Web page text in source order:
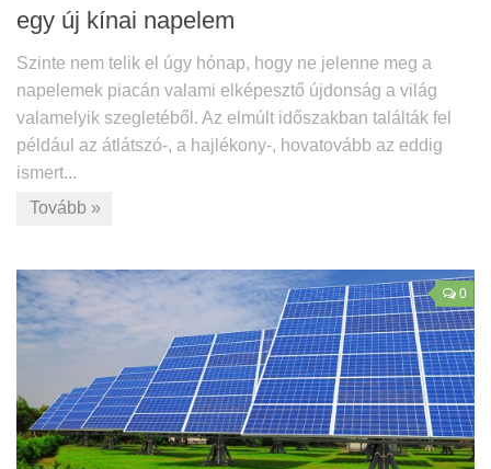
egy új kínai napelem
Szinte nem telik el úgy hónap, hogy ne jelenne meg a
napelemek piacán valami elképesztő újdonság a világ
valamelyik szegletéből. Az elmúlt időszakban találták fel
például az átlátszó-, a hajlékony-, hovatovább az eddig
ismert...
Tovább »
0